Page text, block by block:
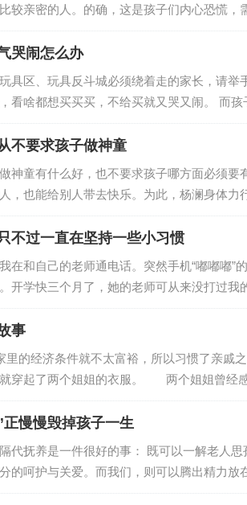
较亲密的人。的确，这是孩子们内心恐慌，
一部分来自于安全感的匮乏。台剧《想见你
韵如是一个有原生家庭创伤的女儿，她的母
是对弟弟迁就、牺牲的“物品”之一。陈韵如是
路上，看起来很孤独又很自如，可是那份拒绝
哭闹怎么办
具区、玩具反斗城必须绕着走的家长，请举
看啥都想买买买，不给买就又哭又闹。 而
，孩子可能要哭闹很久，还会引发围观，又
到这种情况孩子可能会变本加厉，遇到这种
常 在要求得不到满足时，几乎所有幼儿都会
会用语言表达需求，而由于他…
不要求孩子做神童
神童有什么好，也不要求孩子哪方面必须要
，也能给别人带去快乐。为此，杨澜身体力
悲为怀、善于表达和富有幽默感。 ● 不敷
杨澜在美国生下儿子；2000年10月20日，杨
“美国儿子中国女儿”的妈妈梦。因为工作缘故
不过一直在坚持一些小习惯
在和自己的老师通电话。突然手机“嘟嘟嘟”
开学快三个月了，她的老师可从来没打过我
的电话，并立马拨通了馨馨班主任的电话。
习来得更重要的事情了。只听那边班主任很
家长会，我被馨馨班主任邀请为分享育儿经的
学好，普通话不标准，这也是目前带着孩子学
事
的经济条件就不太富裕，所以习惯了亲戚
穿起了两个姐姐的衣服。 两个姐姐曾经
炸了，嫌小过时的衣服丢都没有地方丢。
来我开始长得骨骼粗壮，比两个姐姐都要高
正慢慢毁掉孩子一生
代抚养是一件很好的事： 既可以一解老人
的呵护与关爱。而我们，则可以腾出精力放
儿子小明上幼儿园后，我将退休的父母从